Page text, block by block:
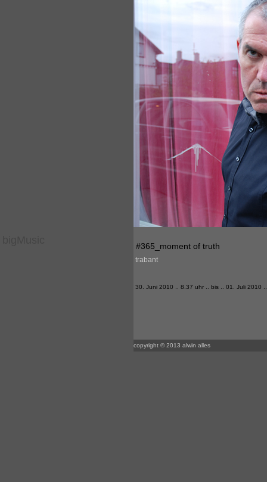
#365_moment of truth
trabant
30. Juni 2010 .. 8.37 uhr .. bis .. 01. Juli 2010
copyright © 2013 alwin alles